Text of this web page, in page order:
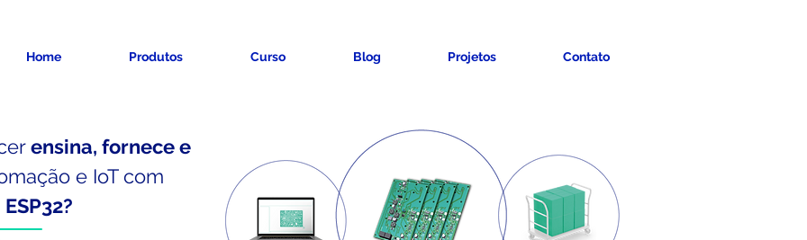
Home Produtos Curso Blog Projetos Contato
ensina, fornece e
e IoTcom
ESP32?